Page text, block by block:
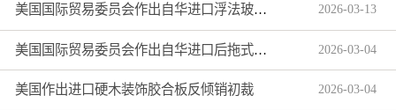
美国国际贸易委员会作出自华进口浮法玻璃制品双反产业损害终裁 2026-03-13
美国国际贸易委员会作出自华进口后拖式草地维护设备及相关零部件第三次反倾销日落复审产业损害终裁 2026-03-04
美国作出进口硬木装饰胶合板反倾销初裁 2026-03-04